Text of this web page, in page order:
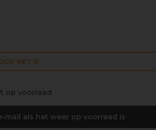
RET15
op voorraad
mail als het weer op voorraad is